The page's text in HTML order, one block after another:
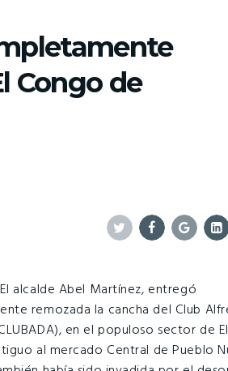
Congo de
El alcalde Abel Martínez, entregó
remozada la cancha del Club
en el populoso sector de El
al mercado Central de Pueblo